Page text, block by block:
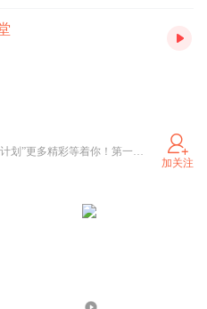
戒！只会喊师父被妖怪抓走
回俺的花果山逍遥快活！
服气？
那说什么来着，说唱打败可服
魔，定能助你消灭说唱，不
关注官方微信公众号“奔乐计划”更多精彩等着你！第一时间发布最新最潮的华语流行音乐，不容错过！
加关注